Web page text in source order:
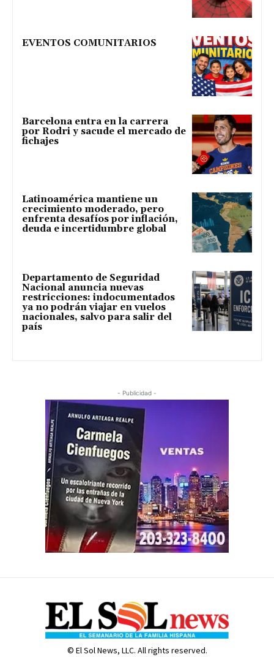
EVENTOS COMUNITARIOS
Barcelona entra en la carrera
por Rodri y sacude el mercado de
fichajes
Latinoamérica mantiene un
crecimiento moderado, pero
enfrenta desafíos por inflación,
deuda e incertidumbre global
Departamento de Seguridad
Nacional anuncia nuevas
restricciones: indocumentados
ya no podrán viajar en vuelos
nacionales, salvo para salir del
país
- Publicidad -
© El Sol News, LLC. All rights reserved.